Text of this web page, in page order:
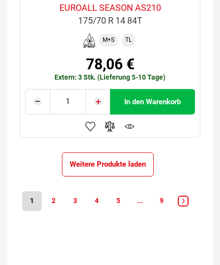
EUROALL SEASON AS210
175/70 R 14 84T
M+S TL
78,06 €
Extern: 3 Stk. (Lieferung 5-10 Tage)
In den Warenkorb
Weitere Produkte laden
1 2 3 4 5 ... 9